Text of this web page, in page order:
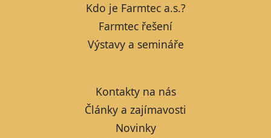
Kdo je Farmtec a.s.?
Farmtec řešení
Výstavy a semináře
Kontakty na nás
Články a zajímavosti
Novinky